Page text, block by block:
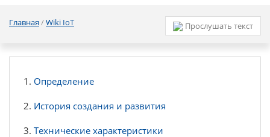
Главная /Wiki IoT Прослушать текст
Определение
История создания и развития
Технические характеристики